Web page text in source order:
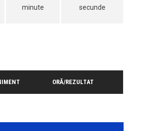
minute secunde
ORĂ/REZULTAT